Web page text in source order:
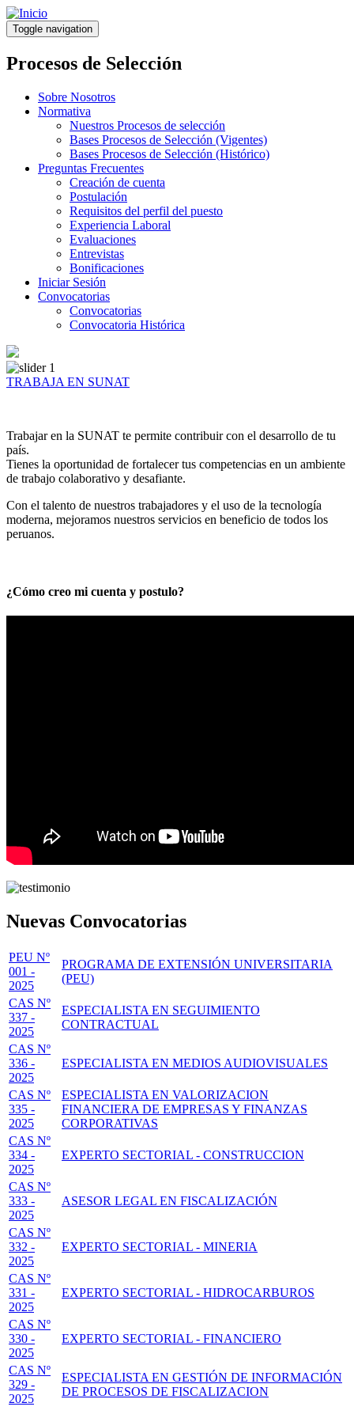
Pasar
al
contenido
principal
Toggle navigation
Procesos de Selección
Sobre Nosotros
Normativa
Nuestros Procesos de selección
Bases Procesos de Selección (Vigentes)
Bases Procesos de Selección (Histórico)
Preguntas Frecuentes
Creación de cuenta
Postulación
Requisitos del perfil del puesto
Experiencia Laboral
Evaluaciones
Entrevistas
Bonificaciones
Iniciar Sesión
Convocatorias
Convocatorias
Convocatoria Histórica
TRABAJA EN SUNAT
Trabajar en la SUNAT te permite contribuir con el desarrollo de tu
país.
Tienes la oportunidad de fortalecer tus competencias en un ambiente
de trabajo colaborativo y desafiante.
Con el talento de nuestros trabajadores y el uso de la tecnología
moderna, mejoramos nuestros servicios en beneficio de todos los
peruanos.
¿Cómo creo mi cuenta y postulo?
Nuevas Convocatorias
PEU Nº
001 -
2025
PROGRAMA DE EXTENSIÓN UNIVERSITARIA
(PEU)
CAS Nº
337 -
2025
ESPECIALISTA EN SEGUIMIENTO
CONTRACTUAL
CAS Nº
336 -
2025
ESPECIALISTA EN MEDIOS AUDIOVISUALES
CAS Nº
335 -
2025
ESPECIALISTA EN VALORIZACION
FINANCIERA DE EMPRESAS Y FINANZAS
CORPORATIVAS
CAS Nº
334 -
2025
EXPERTO SECTORIAL - CONSTRUCCION
CAS Nº
333 -
2025
ASESOR LEGAL EN FISCALIZACIÓN
CAS Nº
332 -
2025
EXPERTO SECTORIAL - MINERIA
CAS Nº
331 -
2025
EXPERTO SECTORIAL - HIDROCARBUROS
CAS Nº
330 -
2025
EXPERTO SECTORIAL - FINANCIERO
CAS Nº
329 -
2025
ESPECIALISTA EN GESTIÓN DE INFORMACIÓN
DE PROCESOS DE FISCALIZACION